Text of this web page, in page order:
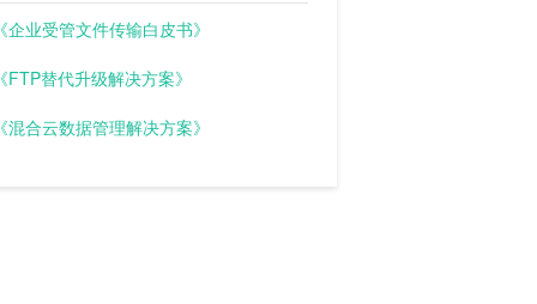
企业受管文件传输白皮书》
FTP替代升级解决方案》
混合云数据管理解决方案》